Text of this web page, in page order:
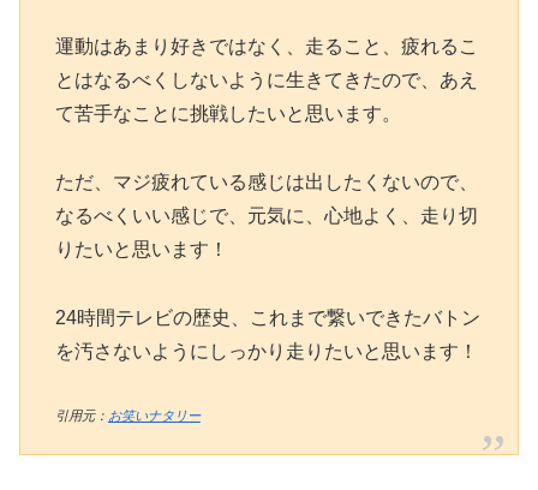
運動はあまり好きではなく、走ること、疲れるこ
とはなるべくしないように生きてきたので、あえ
て苦手なことに挑戦したいと思います。
ただ、マジ疲れている感じは出したくないので、
なるべくいい感じで、元気に、心地よく、走り切
りたいと思います！
24時間テレビの歴史、これまで繋いできたバトン
を汚さないようにしっかり走りたいと思います！
引用元： お笑いナタリー